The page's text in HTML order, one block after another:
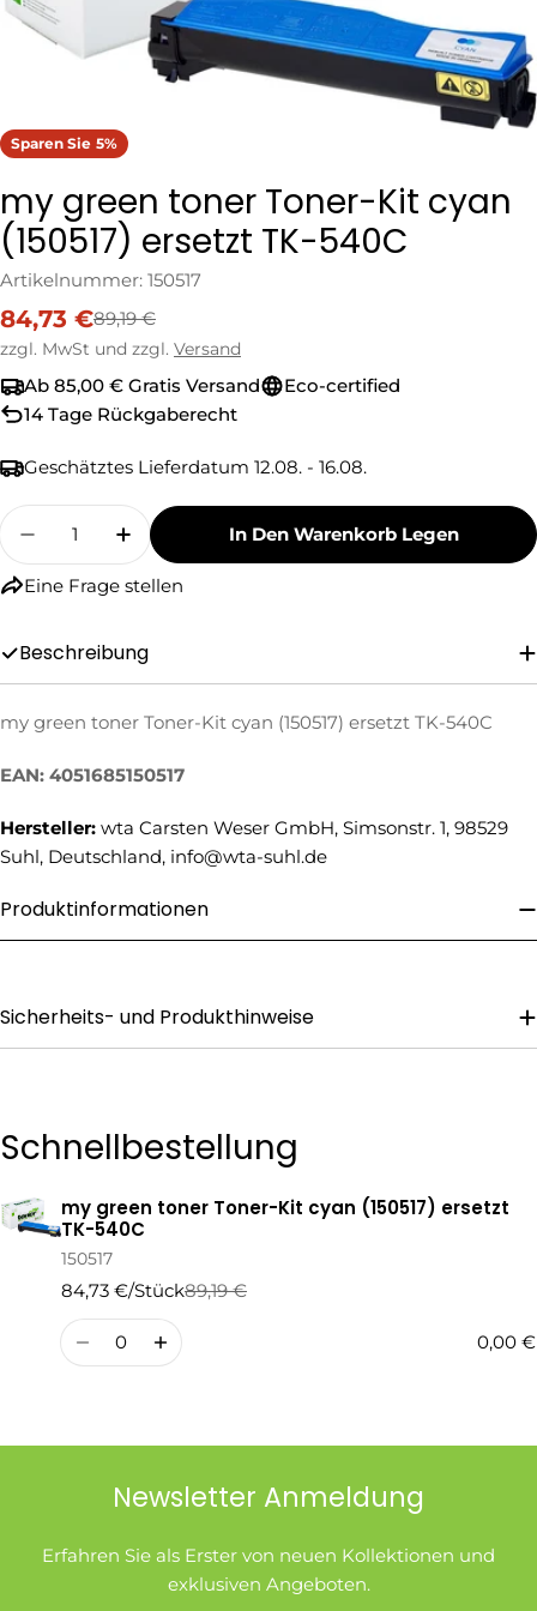
Sparen Sie 5%
my green toner Toner-Kit cyan
(150517) ersetzt TK-540C
Artikelnummer: 150517
Verkaufspreis
84,73 €
Regulärer
Preis
89,19 €
zzgl. MwSt und zzgl. Versand
Ab 85,00 € Gratis Versand
Eco-certified
14 Tage Rückgaberecht
Geschätztes Lieferdatum 12.08. - 16.08.
Menge
Menge Für My Green Toner Toner-Kit Cyan
Menge Für My Green Toner Toner-
In Den Warenkorb Legen
Eine Frage stellen
Name
Ihre
Mail
Nachricht
Frage Senden
Beschreibung
my green toner Toner-Kit cyan (150517) ersetzt TK-540C
EAN: 4051685150517
Hersteller: wta Carsten Weser GmbH, Simsonstr. 1, 98529
Suhl, Deutschland, info@wta-suhl.de
Produktinformationen
Sicherheits- und Produkthinweise
Schnellbestellung
Ihr
Warenkorb
my green toner Toner-Kit cyan (150517) ersetzt
TK-540C
150517
84,73 €/Stück
Regulärer
Preis
89,19 €
Verkaufspreis
Menge
0,00 €
Newsletter Anmeldung
Erfahren Sie als Erster von neuen Kollektionen und
exklusiven Angeboten.